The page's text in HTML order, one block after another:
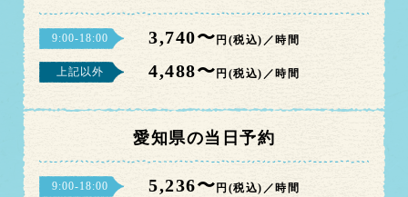
9:00-18:00 3,740〜 円(税込)／時間
上記以外 4,488〜 円(税込)／時間
愛知県の当日予約
9:00-18:00 5,236〜 円(税込)／時間